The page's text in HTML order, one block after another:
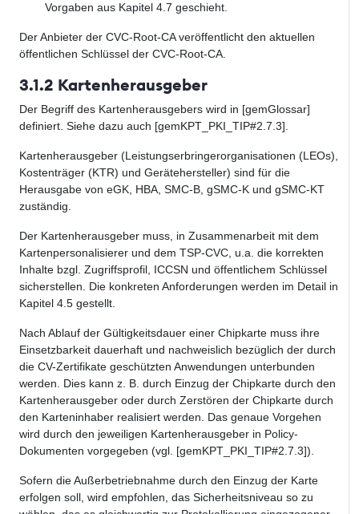
Vorgaben aus Kapitel 4.7 geschieht.
Der Anbieter der CVC-Root-CA veröffentlicht den aktuellen
öffentlichen Schlüssel der CVC-Root-CA.
3.1.2 Kartenherausgeber
Der Begriff des Kartenherausgebers wird in [gemGlossar]
definiert. Siehe dazu auch [gemKPT_PKI_TIP#2.7.3].
Kartenherausgeber (Leistungserbringerorganisationen (LEOs),
Kostenträger (KTR) und Gerätehersteller) sind für die
Herausgabe von eGK, HBA, SMC-B, gSMC-K und gSMC-KT
zuständig.
Der Kartenherausgeber muss, in Zusammenarbeit mit dem
Kartenpersonalisierer und dem TSP-CVC, u.a. die korrekten
Inhalte bzgl. Zugriffsprofil, ICCSN und öffentlichem Schlüssel
sicherstellen. Die konkreten Anforderungen werden im Detail in
Kapitel 4.5 gestellt.
Nach Ablauf der Gültigkeitsdauer einer Chipkarte muss ihre
Einsetzbarkeit dauerhaft und nachweislich bezüglich der durch
die CV-Zertifikate geschützten Anwendungen unterbunden
werden. Dies kann z. B. durch Einzug der Chipkarte durch den
Kartenherausgeber oder durch Zerstören der Chipkarte durch
den Karteninhaber realisiert werden. Das genaue Vorgehen
wird durch den jeweiligen Kartenherausgeber in Policy-
Dokumenten vorgegeben (vgl. [gemKPT_PKI_TIP#2.7.3]).
Sofern die Außerbetriebnahme durch den Einzug der Karte
erfolgen soll, wird empfohlen, das Sicherheitsniveau so zu